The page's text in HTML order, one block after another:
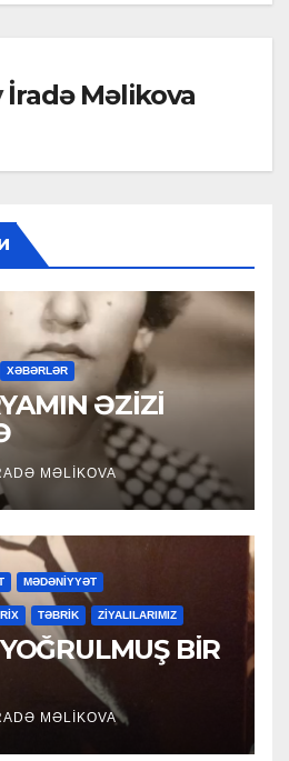
İradə Məlikova
XƏBƏRLƏR
ƏZİZİ
MƏLIKOVA
MƏDƏNİYYƏT
TƏBRİK ZİYALILARIMIZ
BİR
MƏLIKOVA